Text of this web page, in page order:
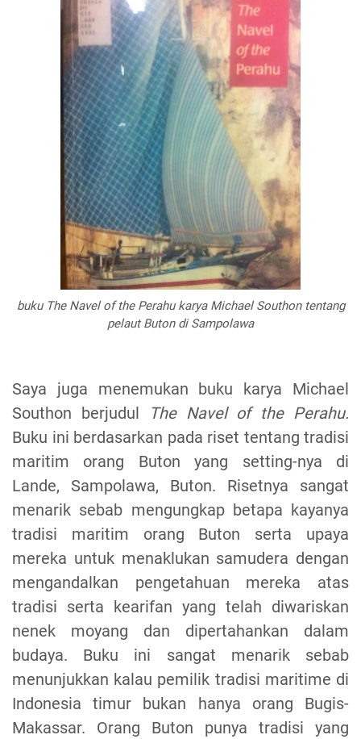
buku The Navel of the Perahu karya Michael Southon tentang
pelaut Buton di Sampolawa
Saya juga menemukan buku karya Michael
Southon berjudul
The Navel of the Perahu.
Buku ini berdasarkan pada riset tentang tradisi
maritim orang Buton yang setting-nya di
Lande, Sampolawa, Buton. Risetnya sangat
menarik sebab mengungkap betapa kayanya
tradisi maritim orang Buton serta upaya
mereka untuk menaklukan samudera dengan
mengandalkan pengetahuan mereka atas
tradisi serta kearifan yang telah diwariskan
nenek moyang dan dipertahankan dalam
budaya. Buku ini sangat menarik sebab
menunjukkan kalau pemilik tradisi maritime di
Indonesia timur bukan hanya orang Bugis-
Makassar. Orang Buton punya tradisi yang